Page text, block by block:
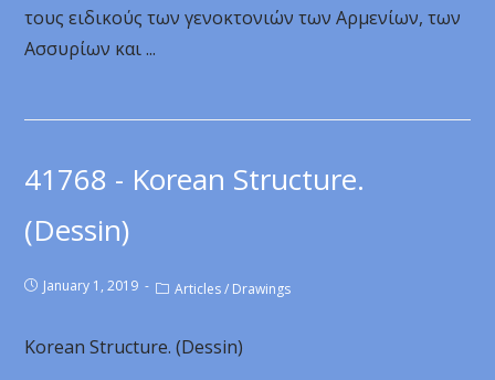
τους ειδικούς των γενοκτονιών των Αρμενίων, των
Ασσυρίων και ...
41768 - Korean Structure.
(Dessin)
January 1, 2019 Articles / Drawings
Korean Structure. (Dessin)